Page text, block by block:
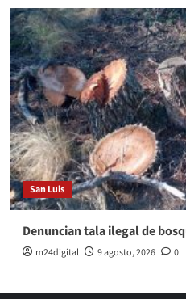
San Luis
Denuncian tala ilegal de
m24digital 9 agosto, 2026 0